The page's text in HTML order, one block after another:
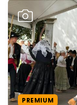
PREMIUM